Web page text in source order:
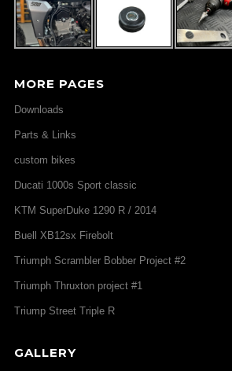
MORE PAGES
Downloads
Parts & Links
custom bikes
Ducati 1000s Sport classic
KTM SuperDuke 1290 R / 2014
Buell XB12sx Firebolt
Triumph Scrambler Bobber Project #2
Triumph Thruxton project #1
Triump Street Triple R
GALLERY